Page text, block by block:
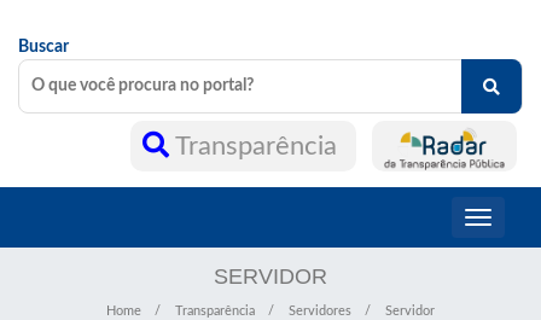
Buscar
Transparência
Toggle
SERVIDOR
Home Transparência Servidores Servidor